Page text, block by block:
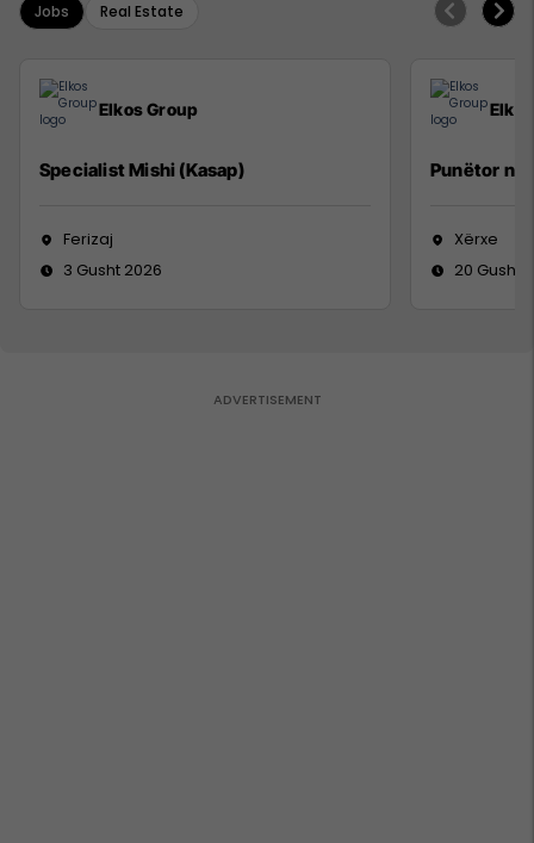
Jobs Real Estate
Elkos Group
Specialist Mishi (Kasap)
Ferizaj
3 Gusht 2026
Punëtor në
Xërxe
20 Gusht